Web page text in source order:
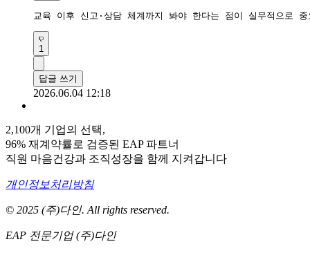
교육 이후 신고·상담 체계까지 봐야 한다는 점이 실무적으로
1
답글 쓰기
2026.06.04 12:18
2,100개 기업의 선택,
96% 재계약률로 검증된 EAP 파트너
직원 마음건강과 조직성장을 함께 지켜갑니다
개인정보처리방침
© 2025 (주)다인. All rights reserved.
EAP 전문기업 (주)다인